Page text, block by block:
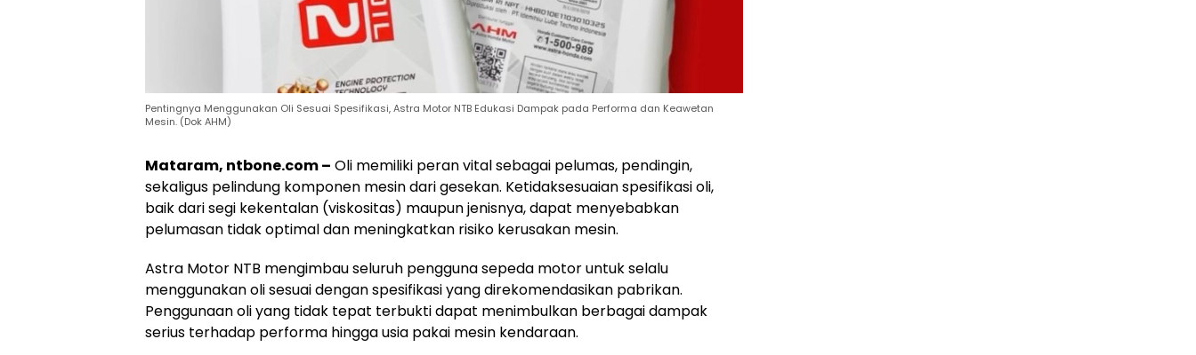
Pentingnya Menggunakan Oli Sesuai Spesifikasi, Astra Motor NTB Edukasi Dampak pada Performa dan Keawetan
Mesin. (Dok AHM)
Mataram, ntbone.com – Oli memiliki peran vital sebagai pelumas, pendingin,
sekaligus pelindung komponen mesin dari gesekan. Ketidaksesuaian spesifikasi oli,
baik dari segi kekentalan (viskositas) maupun jenisnya, dapat menyebabkan
pelumasan tidak optimal dan meningkatkan risiko kerusakan mesin.
Astra Motor NTB mengimbau seluruh pengguna sepeda motor untuk selalu
menggunakan oli sesuai dengan spesifikasi yang direkomendasikan pabrikan.
Penggunaan oli yang tidak tepat terbukti dapat menimbulkan berbagai dampak
serius terhadap performa hingga usia pakai mesin kendaraan.